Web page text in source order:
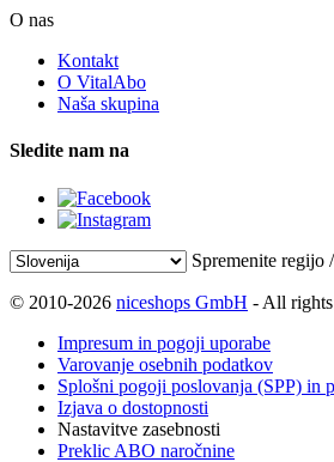
O nas
Kontakt
O VitalAbo
Naša skupina
Sledite nam na
Spremenite regijo
© 2010-2026 niceshops GmbH - All rights
Impresum in pogoji uporabe
Varovanje osebnih podatkov
Splošni pogoji poslovanja (SPP) in
Izjava o dostopnosti
Nastavitve zasebnosti
Preklic ABO naročnine